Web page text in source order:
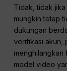
Tidak, tidak jika
mungkin tetap
dukungan
verifikasi akun,
menghilangkan
model video